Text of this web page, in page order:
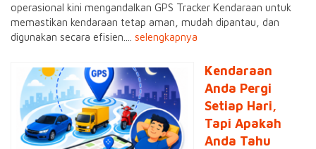
operasional kini mengandalkan GPS Tracker Kendaraan untuk
memastikan kendaraan tetap aman, mudah dipantau, dan
digunakan secara efisien.... selengkapnya
Kendaraan
Anda Pergi
Setiap Hari,
Tapi Apakah
Anda Tahu